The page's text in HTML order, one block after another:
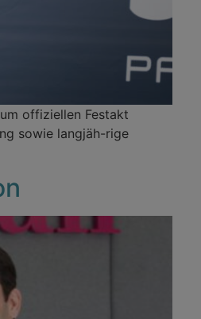
offiziellen Festakt
sowie langjäh-rige